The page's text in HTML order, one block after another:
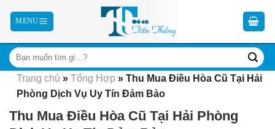
Trang chủ » Tổng Hợp » Thu Mua Điều Hòa Cũ Tại Hải
Phòng Dịch Vụ Uy Tín Đảm Bảo
Thu Mua Điều Hòa Cũ Tại Hải Phòng